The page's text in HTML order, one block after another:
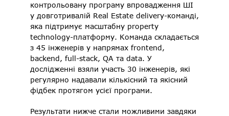
контрольовану програму впровадження ШІ
у довготривалій Real Estate delivery-команді,
яка підтримує масштабну property
technology-платформу. Команда складається
з 45 інженерів у напрямах frontend,
backend, full-stack, QA та data. У
дослідженні взяли участь 30 інженерів, які
регулярно надавали кількісний та якісний
фідбек протягом усієї програми.
Результати нижче стали можливими завдяки